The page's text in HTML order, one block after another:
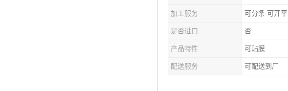
加工服务 可分条 可开平
是否进口 否
产品特性 可贴膜
配送服务 可配送到厂